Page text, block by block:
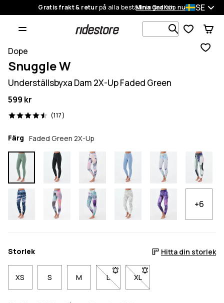
Gratis frakt & returpå alla beställningarKöp nu
Mina Ordrar SE
Sök bland
Dope
Snuggle W
Underställsbyxa Dam 2X-Up Faded Green
599 kr
(117)
117 recensioner, 4.5/5
Färg Faded Green 2X-Up
+6
Storlek Hitta din storlek
XS S M L- Storlek L är inte tillgänglig. Klicka
XL- Storlek XL är inte